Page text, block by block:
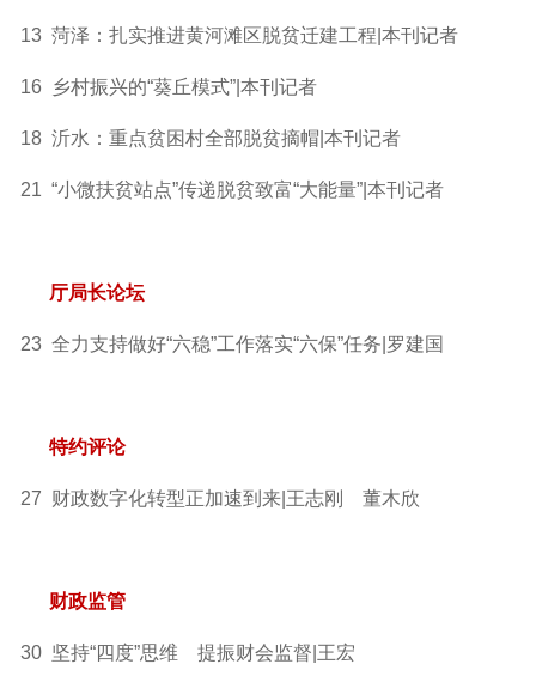
13 菏泽：扎实推进黄河滩区脱贫迁建工程|本刊记者
16 乡村振兴的“葵丘模式”|本刊记者
18 沂水：重点贫困村全部脱贫摘帽|本刊记者
21 “小微扶贫站点”传递脱贫致富“大能量”|本刊记者
厅局长论坛
23 全力支持做好“六稳”工作落实“六保”任务|罗建国
特约评论
27 财政数字化转型正加速到来|王志刚 董木欣
财政监管
30 坚持“四度”思维 提振财会监督|王宏